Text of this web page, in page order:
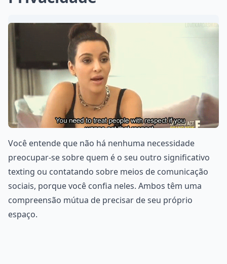
Você entende que não há nenhuma necessidade
preocupar-se sobre quem é o seu outro significativo
texting ou contatando sobre meios de comunicação
sociais, porque você confia neles. Ambos têm uma
compreensão mútua de precisar de seu próprio
espaço.